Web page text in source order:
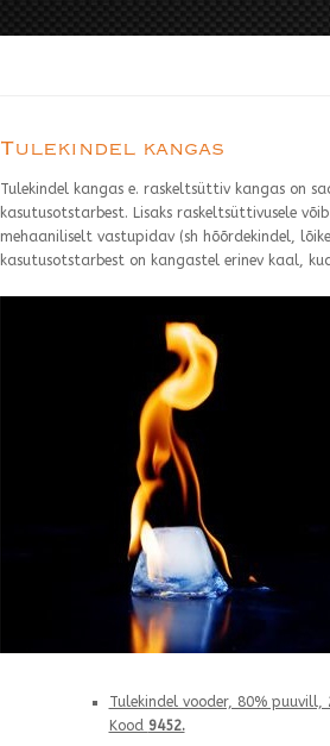
Tulekindel kangas
Tulekindel kangas e. raskeltsüttiv kangas on
kasutusotstarbest. Lisaks raskeltsüttivusele
mehaaniliselt vastupidav (sh hõõrdekindel,
kasutusotstarbest on kangastel erinev kaal,
Tulekindel vooder, 80% puuvill,
Kood 9452.